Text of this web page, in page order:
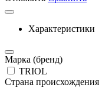
Характеристики
Марка (бренд)
TRIOL
Страна происхождения